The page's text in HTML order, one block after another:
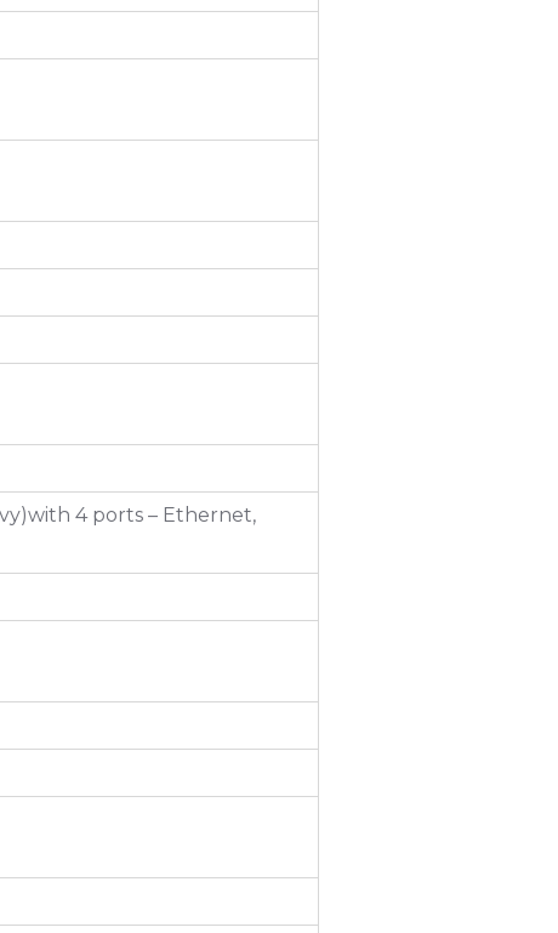
4 ports – Ethernet,